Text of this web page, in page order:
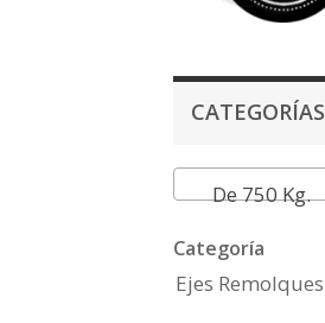
CATEGORÍAS
De 750 Kg.
Categoría
Ejes Remolques